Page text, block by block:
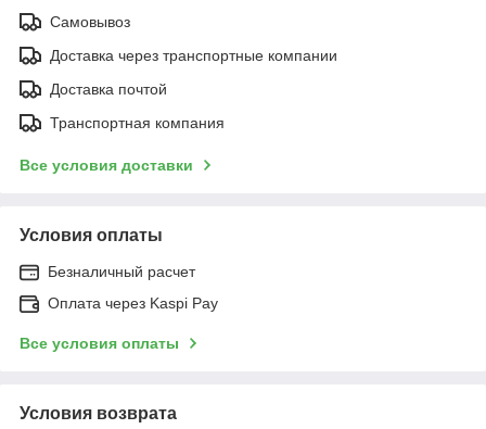
Самовывоз
Доставка через транспортные компании
Доставка почтой
Транспортная компания
Все условия доставки
Условия оплаты
Безналичный расчет
Оплата через Kaspi Pay
Все условия оплаты
Условия возврата